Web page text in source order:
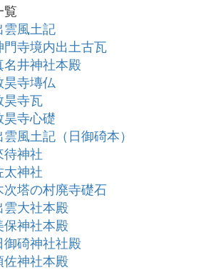
覧
雲風土記
門寺境内出土古瓦
名井神社本殿
昊寺塼仏
昊寺瓦
昊寺心礎
雲風土記（日御碕本）
待神社
太神社
次塔の村廃寺礎石
雲大社本殿
保神社本殿
御碕神社社殿
佐神社本殿